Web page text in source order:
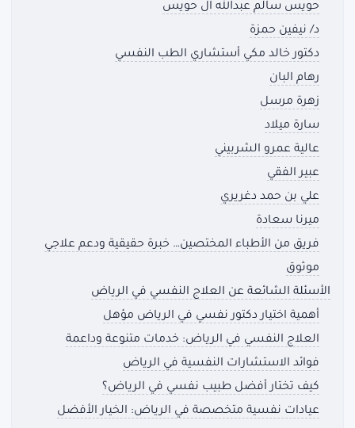
حويس سالم عبدالله ال حويس
د/ نيفين حمزة
دكتور خالد مكي أستشاري الطب النفسي
رهام البان
زهرة مرسل
سارة ميلاد
عالية عمرو الشربيني
عبير الفقي
علي بن حمد دغريري
ميرنا سعادة
فريق من الأطباء المختصين… خبرة حقيقية ودعم علاجي
موثوق
الأسئلة الشائعة عن العلاج النفسي في الرياض
أهمية اختيار دكتور نفسي في الرياض مؤهل
العلاج النفسي في الرياض: خدمات متنوعة وداعمة
فوائد الاستشارات النفسية في الرياض
كيف تختار أفضل طبيب نفسي في الرياض؟
عيادات نفسية متخصصة في الرياض: الخيار الأفضل